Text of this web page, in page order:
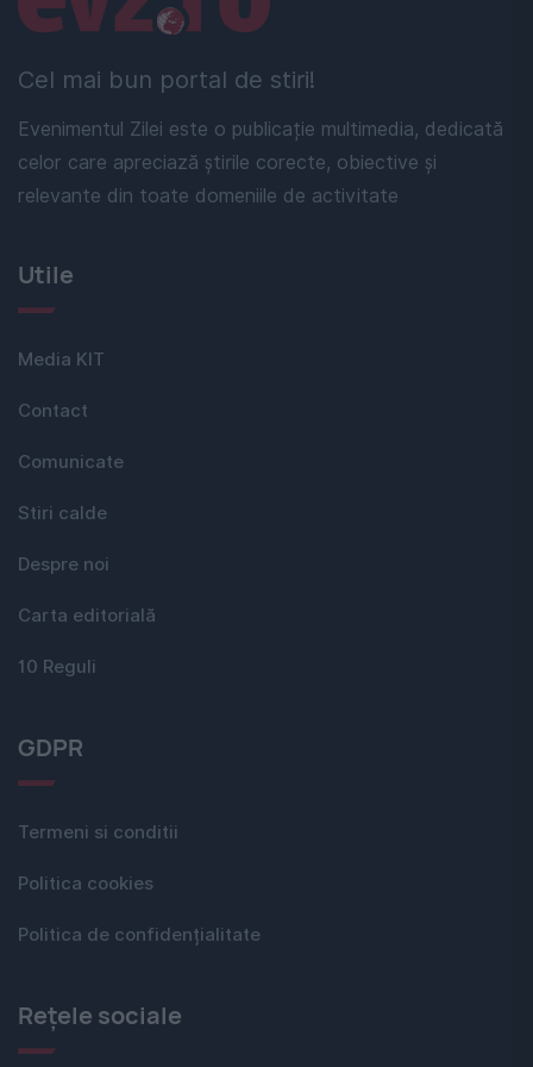
Cel mai bun portal de stiri!
Evenimentul Zilei este o publicație multimedia, dedicată
celor care apreciază știrile corecte, obiective și
relevante din toate domeniile de activitate
Utile
Media KIT
Contact
Comunicate
Stiri calde
Despre noi
Carta editorială
10 Reguli
GDPR
Termeni si conditii
Politica cookies
Politica de confidențialitate
Rețele sociale